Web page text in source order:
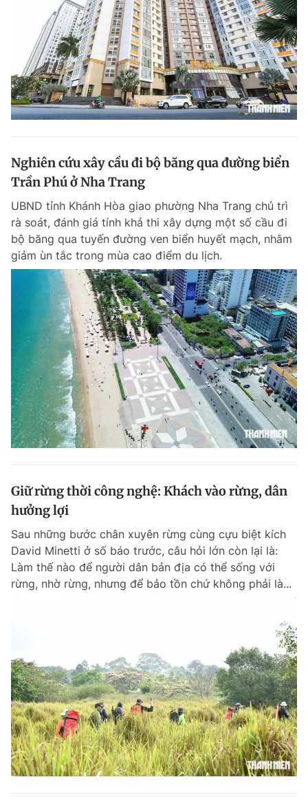
Nghiên cứu xây cầu đi bộ băng qua đường biển
Trần Phú ở Nha Trang
UBND tỉnh Khánh Hòa giao phường Nha Trang chủ trì
rà soát, đánh giá tính khả thi xây dựng một số cầu đi
bộ băng qua tuyến đường ven biển huyết mạch, nhằm
giảm ùn tắc trong mùa cao điểm du lịch.
Giữ rừng thời công nghệ: Khách vào rừng, dân
hưởng lợi
Sau những bước chân xuyên rừng cùng cựu biệt kích
David Minetti ở số báo trước, câu hỏi lớn còn lại là:
Làm thế nào để người dân bản địa có thể sống với
rừng, nhờ rừng, nhưng để bảo tồn chứ không phải là...